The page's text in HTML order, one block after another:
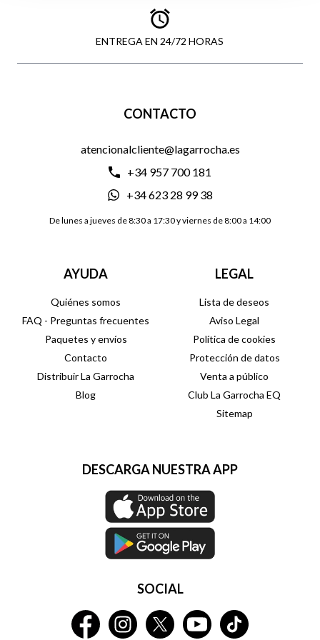
ENTREGA EN 24/72 HORAS
CONTACTO
atencionalcliente@lagarrocha.es
+34 957 700 181
+34 623 28 99 38
De lunes a jueves de 8:30 a 17:30 y viernes de 8:00 a 14:00
AYUDA
Quiénes somos
FAQ - Preguntas frecuentes
Paquetes y envíos
Contacto
Distribuir La Garrocha
Blog
LEGAL
Lista de deseos
Aviso Legal
Política de cookies
Protección de datos
Venta a público
Club La Garrocha EQ
Sitemap
DESCARGA NUESTRA APP
SOCIAL